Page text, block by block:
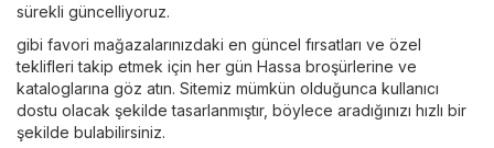
sürekli güncelliyoruz.
gibi favori mağazalarınızdaki en güncel fırsatları ve özel
teklifleri takip etmek için her gün Hassa broşürlerine ve
kataloglarına göz atın. Sitemiz mümkün olduğunca kullanıcı
dostu olacak şekilde tasarlanmıştır, böylece aradığınızı hızlı bir
şekilde bulabilirsiniz.